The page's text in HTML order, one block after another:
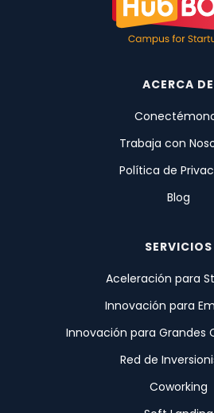
ACERCA DE
Trabaja con
Política de
Blog
SERVICIOS
Aceleración para
Innovación para
Innovación para Grandes
Red de
Coworking